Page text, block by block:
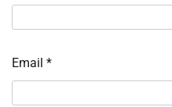
Email *